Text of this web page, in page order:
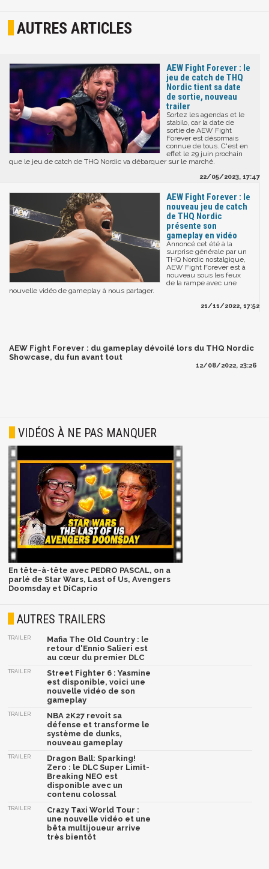
AUTRES ARTICLES
AEW Fight Forever : le
jeu de catch de THQ
Nordic tient sa date
de sortie, nouveau
trailer
Sortez les agendas et le
stabilo, car la date de
sortie de AEW Fight
Forever est désormais
connue de tous. C'est en
effet le 29 juin prochain
que le jeu de catch de THQ Nordic va débarquer sur le marché.
22/05/2023, 17:47
AEW Fight Forever : le
nouveau jeu de catch
de THQ Nordic
présente son
gameplay en vidéo
Annoncé cet été à la
surprise générale par un
THQ Nordic nostalgique,
AEW Fight Forever est à
nouveau sous les feux
de la rampe avec une
nouvelle vidéo de gameplay à nous partager.
21/11/2022, 17:52
AEW Fight Forever : du gameplay dévoilé lors du THQ Nordic
Showcase, du fun avant tout
12/08/2022, 23:26
VIDÉOS À NE PAS MANQUER
En tête-à-tête avec PEDRO PASCAL, on a
parlé de Star Wars, Last of Us, Avengers
Doomsday et DiCaprio
AUTRES TRAILERS
TRAILER
Mafia The Old Country : le
retour d'Ennio Salieri est
au cœur du premier DLC
TRAILER
Street Fighter 6 : Yasmine
est disponible, voici une
nouvelle vidéo de son
gameplay
TRAILER
NBA 2K27 revoit sa
défense et transforme le
système de dunks,
nouveau gameplay
TRAILER
Dragon Ball: Sparking!
Zero : le DLC Super Limit-
Breaking NEO est
disponible avec un
contenu colossal
TRAILER
Crazy Taxi World Tour :
une nouvelle vidéo et une
bêta multijoueur arrive
très bientôt